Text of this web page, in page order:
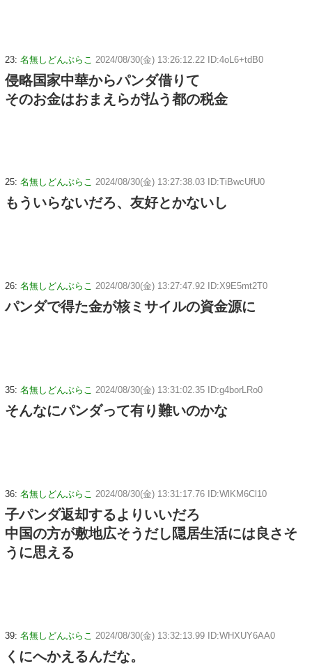
23: 名無しどんぶらこ 2024/08/30(金) 13:26:12.22 ID:4oL6+tdB0
侵略国家中華からパンダ借りて
そのお金はおまえらが払う都の税金
25: 名無しどんぶらこ 2024/08/30(金) 13:27:38.03 ID:TiBwcUfU0
もういらないだろ、友好とかないし
26: 名無しどんぶらこ 2024/08/30(金) 13:27:47.92 ID:X9E5mt2T0
パンダで得た金が核ミサイルの資金源に
35: 名無しどんぶらこ 2024/08/30(金) 13:31:02.35 ID:g4borLRo0
そんなにパンダって有り難いのかな
36: 名無しどんぶらこ 2024/08/30(金) 13:31:17.76 ID:WlKM6Cl10
子パンダ返却するよりいいだろ
中国の方が敷地広そうだし隠居生活には良さそ
うに思える
39: 名無しどんぶらこ 2024/08/30(金) 13:32:13.99 ID:WHXUY6AA0
くにへかえるんだな。